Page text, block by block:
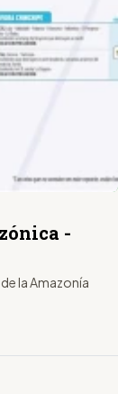
-
la Amazonía